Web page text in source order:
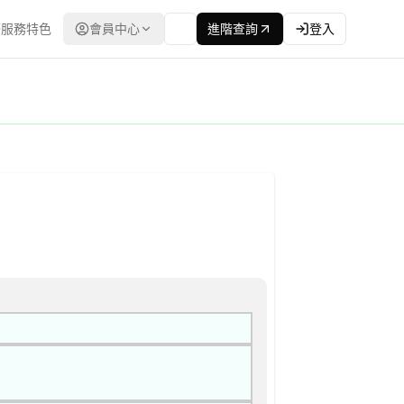
服務特色 會員中心 進階查詢 登入